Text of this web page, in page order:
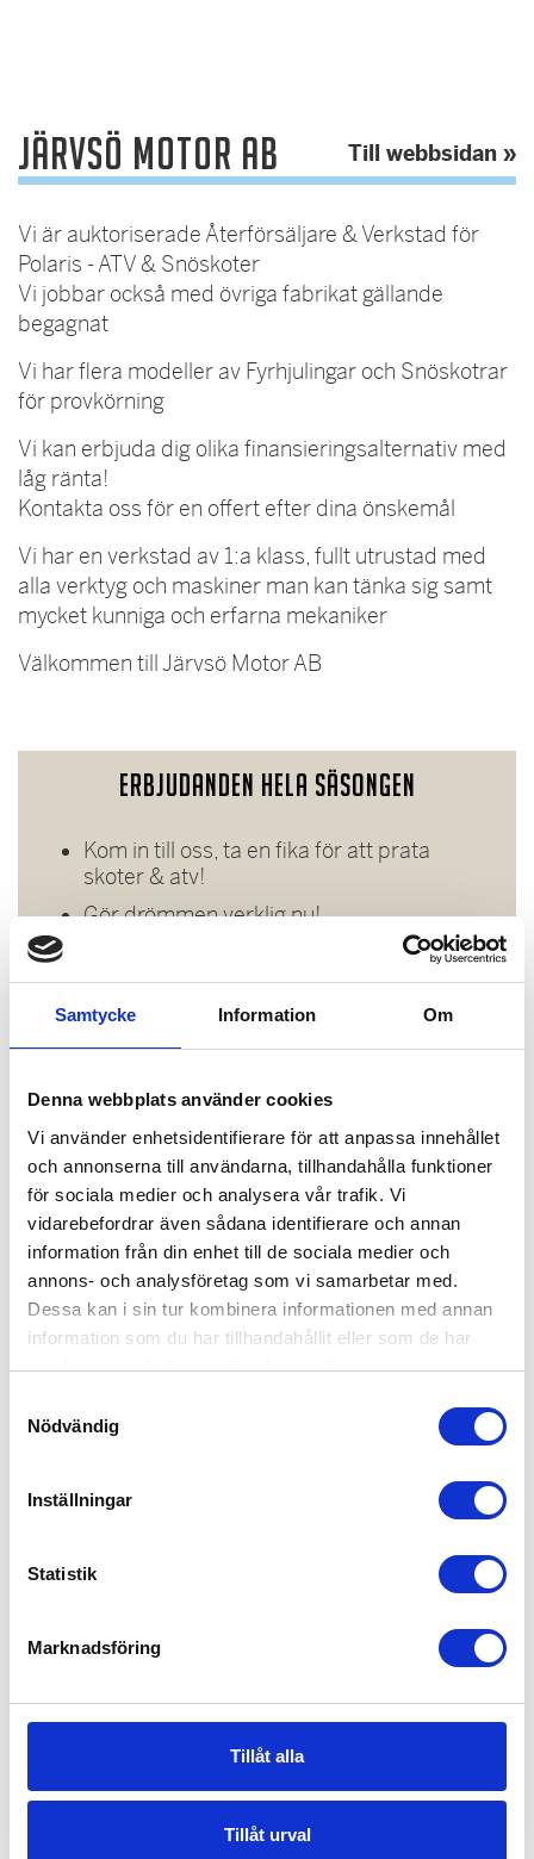
Samtycke Information Om
Denna webbplats använder cookies
Vi använder enhetsidentifierare för att anpassa innehållet
och annonserna till användarna, tillhandahålla funktioner
för sociala medier och analysera vår trafik. Vi
vidarebefordrar även sådana identifierare och annan
information från din enhet till de sociala medier och
annons- och analysföretag som vi samarbetar med.
Dessa kan i sin tur kombinera informationen med annan
information som du har tillhandahållit eller som de har
samlat in när du har använt deras tjänster.
Nödvändig
Inställningar
Statistik
Marknadsföring
Tillåt alla
Tillåt urval
Järvsö Motor AB Till webbsidan »
Vi är auktoriserade Återförsäljare & Verkstad för
Polaris - ATV & Snöskoter
Vi jobbar också med övriga fabrikat gällande
begagnat
Vi har flera modeller av Fyrhjulingar och Snöskotrar
för provkörning
Vi kan erbjuda dig olika finansieringsalternativ med
låg ränta!
Kontakta oss för en offert efter dina önskemål
Vi har en verkstad av 1:a klass, fullt utrustad med
alla verktyg och maskiner man kan tänka sig samt
mycket kunniga och erfarna mekaniker
Välkommen till Järvsö Motor AB
Erbjudanden hela säsongen
Kom in till oss, ta en fika för att prata
skoter & atv!
Gör drömmen verklig nu!
100.000:-
KONTAKT
Industrivägen 22
0651-41243
www.jarvsomotor.se